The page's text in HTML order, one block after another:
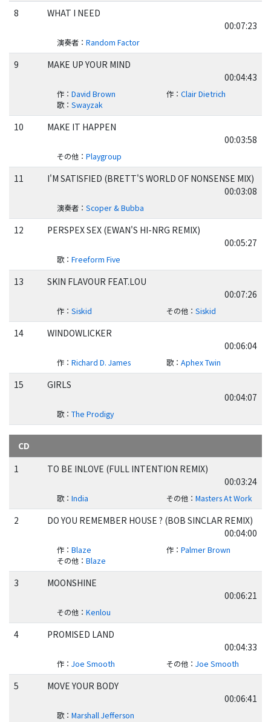
8
WHAT I NEED
00:07:23
演奏者： Random Factor
9
MAKE UP YOUR MIND
00:04:43
作： David Brown 作： Clair Dietrich
歌： Swayzak
10
MAKE IT HAPPEN
00:03:58
その他： Playgroup
11
I'M SATISFIED (BRETT'S WORLD OF NONSENSE MIX)
00:03:08
演奏者： Scoper & Bubba
12
PERSPEX SEX (EWAN'S HI-NRG REMIX)
00:05:27
歌： Freeform Five
13
SKIN FLAVOUR FEAT.LOU
00:07:26
作： Siskid その他： Siskid
14
WINDOWLICKER
00:06:04
作： Richard D. James 歌： Aphex Twin
15
GIRLS
00:04:07
歌： The Prodigy
CD
1
TO BE INLOVE (FULL INTENTION REMIX)
00:03:24
歌： India その他： Masters At Work
2
DO YOU REMEMBER HOUSE ? (BOB SINCLAR REMIX)
00:04:00
作： Blaze 作： Palmer Brown
その他： Blaze
3
MOONSHINE
00:06:21
その他： Kenlou
4
PROMISED LAND
00:04:33
作： Joe Smooth その他： Joe Smooth
5
MOVE YOUR BODY
00:06:41
歌： Marshall Jefferson